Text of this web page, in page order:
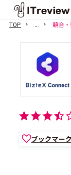
TOP ... 競合
ブックマー